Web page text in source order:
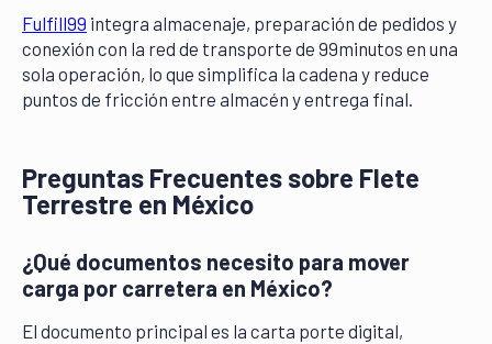
Fulfill99 integra almacenaje, preparación de pedidos y
conexión con la red de transporte de 99minutos en una
sola operación, lo que simplifica la cadena y reduce
puntos de fricción entre almacén y entrega final.
Preguntas Frecuentes sobre Flete
Terrestre en México
¿Qué documentos necesito para mover
carga por carretera en México?
El documento principal es la carta porte digital,